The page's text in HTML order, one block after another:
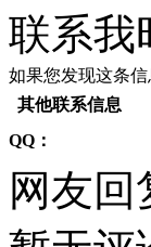
联系我
如果您发现这条信
其他联系信息
QQ：
网友回